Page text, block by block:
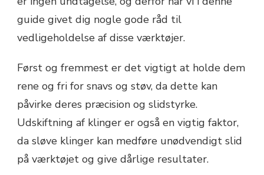
guide givet dig nogle gode råd til
vedligeholdelse af disse værktøjer.
Først og fremmest er det vigtigt at holde dem
rene og fri for snavs og støv, da dette kan
påvirke deres præcision og slidstyrke.
Udskiftning af klinger er også en vigtig faktor,
da sløve klinger kan medføre unødvendigt slid
på værktøjet og give dårlige resultater.